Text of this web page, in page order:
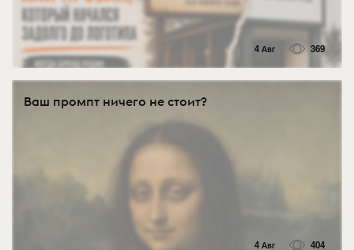
4 Авг 369
Ваш промпт ничего не стоит?
4 Авг 404